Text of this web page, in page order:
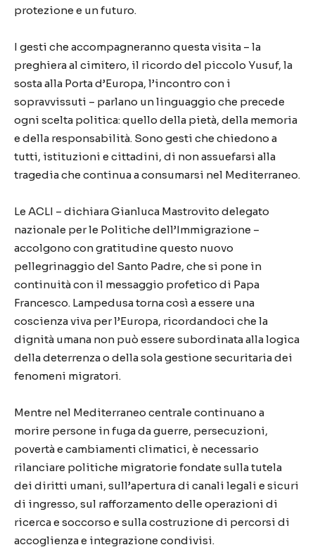
protezione e un futuro.
I gesti che accompagneranno questa visita – la
preghiera al cimitero, il ricordo del piccolo Yusuf, la
sosta alla Porta d’Europa, l’incontro con i
sopravvissuti – parlano un linguaggio che precede
ogni scelta politica: quello della pietà, della memoria
e della responsabilità. Sono gesti che chiedono a
tutti, istituzioni e cittadini, di non assuefarsi alla
tragedia che continua a consumarsi nel Mediterraneo.
Le ACLI – dichiara Gianluca Mastrovito delegato
nazionale per le Politiche dell’Immigrazione –
accolgono con gratitudine questo nuovo
pellegrinaggio del Santo Padre, che si pone in
continuità con il messaggio profetico di Papa
Francesco. Lampedusa torna così a essere una
coscienza viva per l’Europa, ricordandoci che la
dignità umana non può essere subordinata alla logica
della deterrenza o della sola gestione securitaria dei
fenomeni migratori.
Mentre nel Mediterraneo centrale continuano a
morire persone in fuga da guerre, persecuzioni,
povertà e cambiamenti climatici, è necessario
rilanciare politiche migratorie fondate sulla tutela
dei diritti umani, sull’apertura di canali legali e sicuri
di ingresso, sul rafforzamento delle operazioni di
ricerca e soccorso e sulla costruzione di percorsi di
accoglienza e integrazione condivisi.